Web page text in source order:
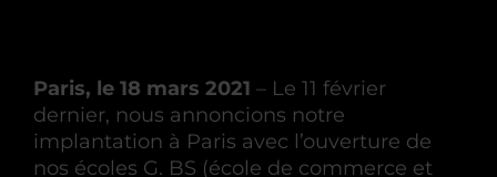
Paris, le 18 mars 2021 – Le 11 février
dernier, nous annoncions notre
implantation à Paris avec l’ouverture de
nos écoles G. BS (école de commerce et